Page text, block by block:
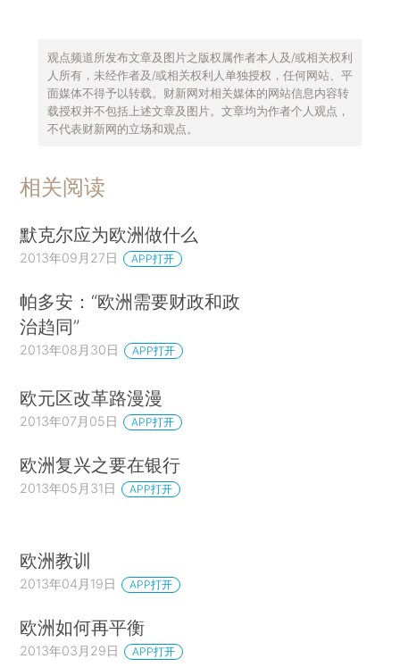
观点频道所发布文章及图片之版权属作者本人及/或相关权利
人所有，未经作者及/或相关权利人单独授权，任何网站、平
面媒体不得予以转载。财新网对相关媒体的网站信息内容转
载授权并不包括上述文章及图片。文章均为作者个人观点，
不代表财新网的立场和观点。
相关阅读
默克尔应为欧洲做什么
2013年09月27日 APP打开
帕多安：“欧洲需要财政和政
治趋同”
2013年08月30日 APP打开
欧元区改革路漫漫
2013年07月05日 APP打开
欧洲复兴之要在银行
2013年05月31日 APP打开
欧洲教训
2013年04月19日 APP打开
欧洲如何再平衡
2013年03月29日 APP打开